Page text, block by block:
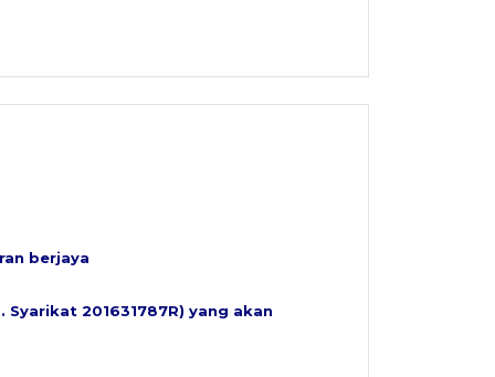
berjaya
201631787R) yang akan